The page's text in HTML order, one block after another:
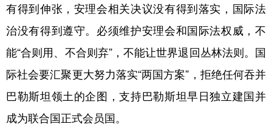
有得到伸张，安理会相关决议没有得到落实，国际法
治没有得到遵守。必须维护安理会和国际法权威，不
能“合则用、不合则弃”，不能让世界退回丛林法则。国
际社会要汇聚更大努力落实“两国方案”，拒绝任何吞并
巴勒斯坦领土的企图，支持巴勒斯坦早日独立建国并
成为联合国正式会员国。